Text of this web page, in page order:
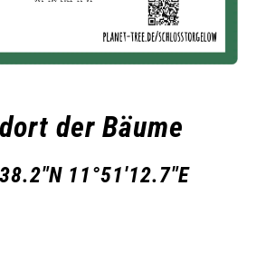
der Bäume
11°51'12.7"E